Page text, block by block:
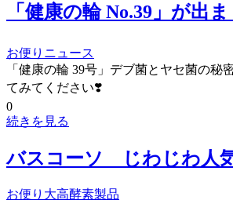
「健康の輪 No.39」が出
お便り ニュース
「健康の輪 39号」デブ菌とヤセ菌の秘
てみてください❣️
0
続きを見る
バスコーソ じわじわ人
お便り 大高酵素製品